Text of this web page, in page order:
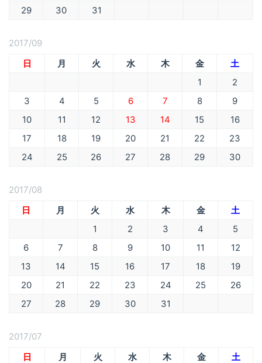
29 30 31
2017/09
日
月 火 水 木 金
土
1
2
3
4 5 6 7 8
9
10
11 12 13 14 15
16
17
18 19 20 21 22
23
24
25 26 27 28 29 30
2017/08
日
月 火 水 木 金
土
1
2 3 4
5
6
7 8 9 10 11
12
13
14 15 16 17 18
19
20
21 22 23 24 25
26
27
28 29 30 31
2017/07
日
月 火 水 木 金
土